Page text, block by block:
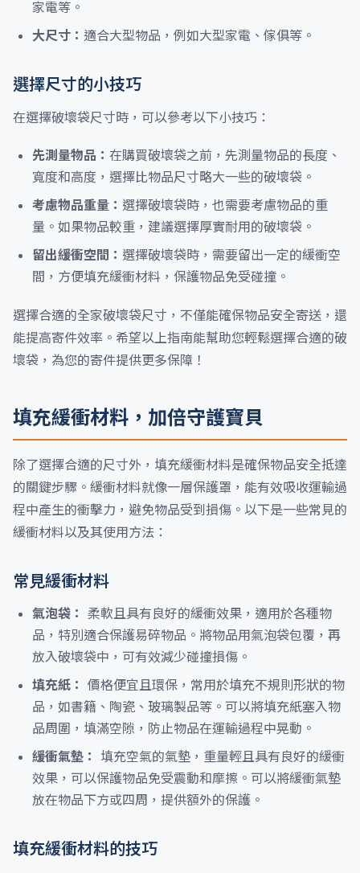
家電等。
大尺寸： 適合大型物品，例如大型家電、傢俱等。
選擇尺寸的小技巧
在選擇破壞袋尺寸時，可以參考以下小技巧：
先測量物品： 在購買破壞袋之前，先測量物品的長度、
寬度和高度，選擇比物品尺寸略大一些的破壞袋。
考慮物品重量： 選擇破壞袋時，也需要考慮物品的重
量。如果物品較重，建議選擇厚實耐用的破壞袋。
留出緩衝空間： 選擇破壞袋時，需要留出一定的緩衝空
間，方便填充緩衝材料，保護物品免受碰撞。
選擇合適的全家破壞袋尺寸，不僅能確保物品安全寄送，還
能提高寄件效率。希望以上指南能幫助您輕鬆選擇合適的破
壞袋，為您的寄件提供更多保障！
填充緩衝材料，加倍守護寶貝
除了選擇合適的尺寸外，填充緩衝材料是確保物品安全抵達
的關鍵步驟。緩衝材料就像一層保護罩，能有效吸收運輸過
程中產生的衝擊力，避免物品受到損傷。以下是一些常見的
緩衝材料以及其使用方法：
常見緩衝材料
氣泡袋： 柔軟且具有良好的緩衝效果，適用於各種物
品，特別適合保護易碎物品。將物品用氣泡袋包覆，再
放入破壞袋中，可有效減少碰撞損傷。
填充紙： 價格便宜且環保，常用於填充不規則形狀的物
品，如書籍、陶瓷、玻璃製品等。可以將填充紙塞入物
品周圍，填滿空隙，防止物品在運輸過程中晃動。
緩衝氣墊：
填充空氣的氣墊，重量輕且具有良好的緩衝
效果，可以保護物品免受震動和摩擦。可以將緩衝氣墊
放在物品下方或四周，提供額外的保護。
填充緩衝材料的技巧